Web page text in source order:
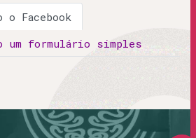
o Facebook
um formulário simples